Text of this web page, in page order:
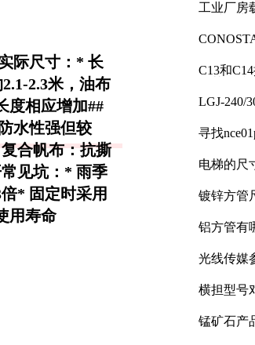
际尺寸：* 长
2.3米，油布
度相应增加##
水性强但较
复合帆布：抗撕
见坑：* 雨季
* 固定时采用
用寿命
工业厂房
C13和
LGJ-240/
寻找
电梯的尺
镀锌方管
铝方管有
光线传媒
横担型号
锰矿石产